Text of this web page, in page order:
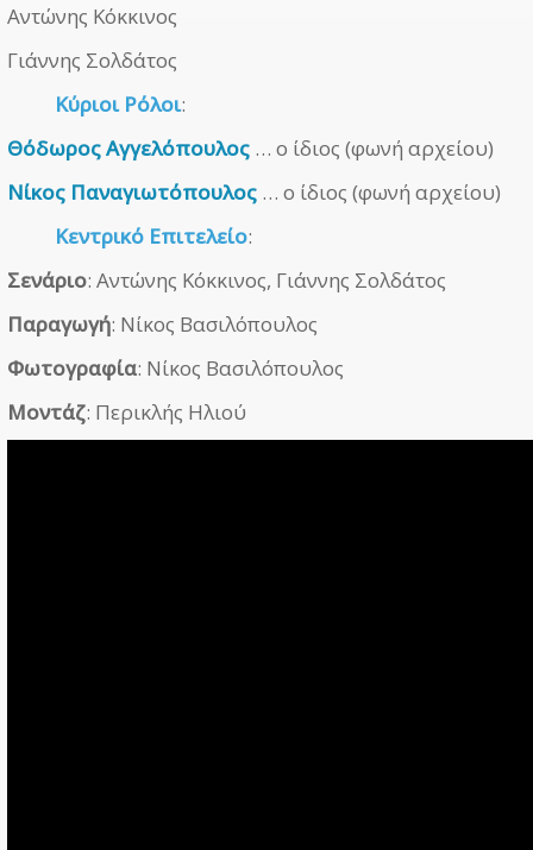
Αντώνης Κόκκινος
Γιάννης Σολδάτος
Κύριοι Ρόλοι:
Θόδωρος Αγγελόπουλος … ο ίδιος (φωνή αρχείου)
Νίκος Παναγιωτόπουλος … ο ίδιος (φωνή αρχείου)
Κεντρικό Επιτελείο:
Σενάριο: Αντώνης Κόκκινος, Γιάννης Σολδάτος
Παραγωγή: Νίκος Βασιλόπουλος
Φωτογραφία: Νίκος Βασιλόπουλος
Μοντάζ: Περικλής Ηλιού